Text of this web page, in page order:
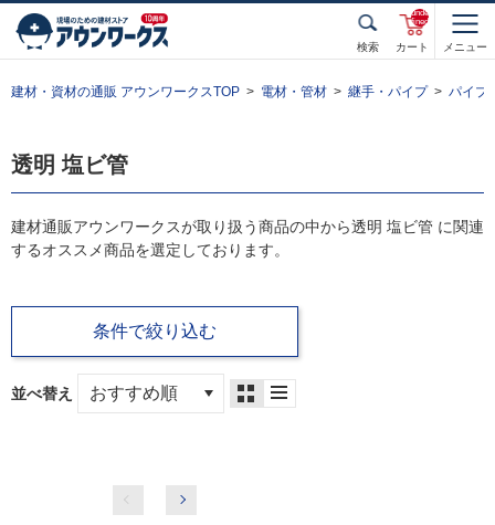
検索 カート
unde
fined
メニュー
建材・資材の通販 アウンワークスTOP 電材・管材 継手・パイプ パイプ
透明 塩ビ管
建材通販アウンワークスが取り扱う商品の中から透明 塩ビ管 に関連
するオススメ商品を選定しております。
条件で絞り込む
並べ替え